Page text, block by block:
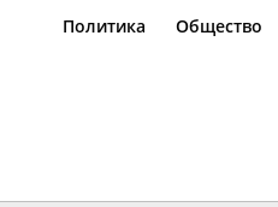
Политика Общество